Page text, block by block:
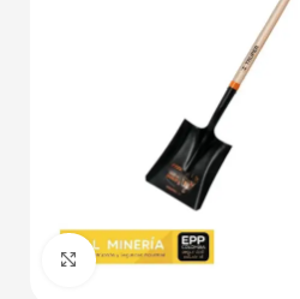
Haga Click para agrandar